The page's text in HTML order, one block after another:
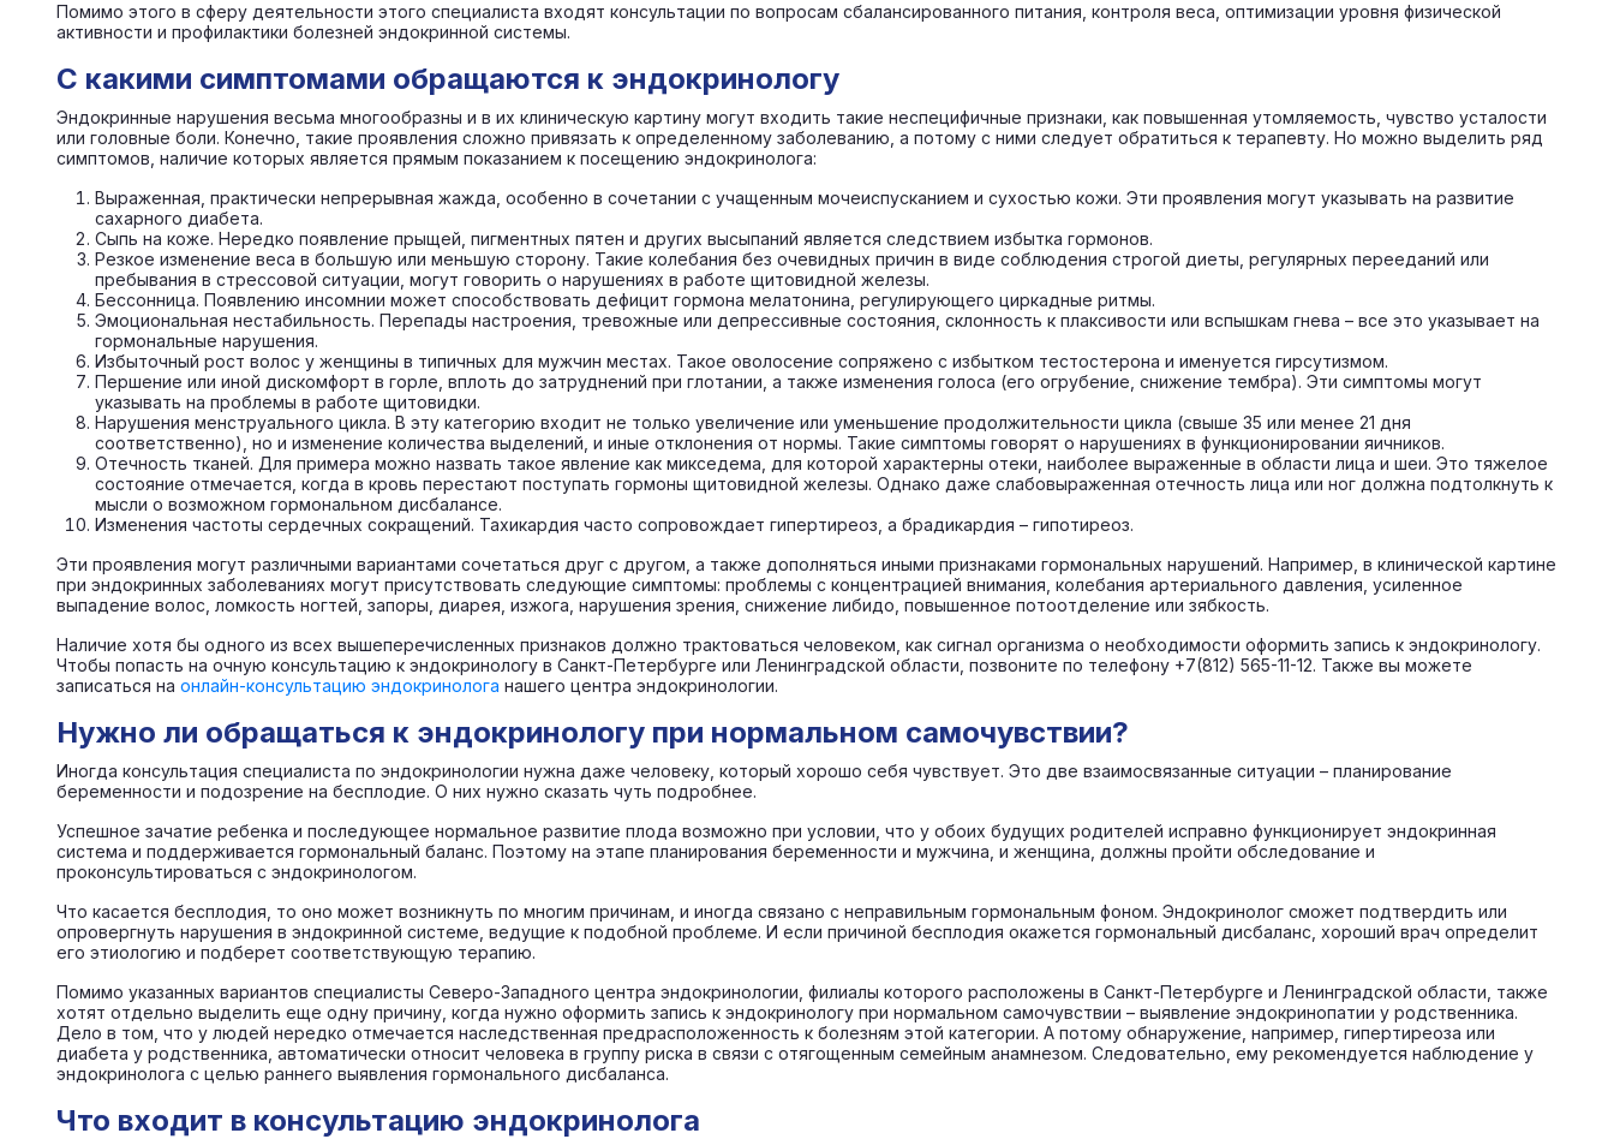
Помимо этого в сферу деятельности этого специалиста входят консультации по вопросам сбалансированного питания, контроля веса, оптимизации уровня физической
активности и профилактики болезней эндокринной системы.
С какими симптомами обращаются к эндокринологу
Эндокринные нарушения весьма многообразны и в их клиническую картину могут входить такие неспецифичные признаки, как повышенная утомляемость, чувство усталости
или головные боли. Конечно, такие проявления сложно привязать к определенному заболеванию, а потому с ними следует обратиться к терапевту. Но можно выделить ряд
симптомов, наличие которых является прямым показанием к посещению эндокринолога:
Выраженная, практически непрерывная жажда, особенно в сочетании с учащенным мочеиспусканием и сухостью кожи. Эти проявления могут указывать на развитие
сахарного диабета.
Сыпь на коже. Нередко появление прыщей, пигментных пятен и других высыпаний является следствием избытка гормонов.
Резкое изменение веса в большую или меньшую сторону. Такие колебания без очевидных причин в виде соблюдения строгой диеты, регулярных перееданий или
пребывания в стрессовой ситуации, могут говорить о нарушениях в работе щитовидной железы.
Бессонница. Появлению инсомнии может способствовать дефицит гормона мелатонина, регулирующего циркадные ритмы.
Эмоциональная нестабильность. Перепады настроения, тревожные или депрессивные состояния, склонность к плаксивости или вспышкам гнева – все это указывает на
гормональные нарушения.
Избыточный рост волос у женщины в типичных для мужчин местах. Такое оволосение сопряжено с избытком тестостерона и именуется гирсутизмом.
Першение или иной дискомфорт в горле, вплоть до затруднений при глотании, а также изменения голоса (его огрубение, снижение тембра). Эти симптомы могут
указывать на проблемы в работе щитовидки.
Нарушения менструального цикла. В эту категорию входит не только увеличение или уменьшение продолжительности цикла (свыше 35 или менее 21 дня
соответственно), но и изменение количества выделений, и иные отклонения от нормы. Такие симптомы говорят о нарушениях в функционировании яичников.
Отечность тканей. Для примера можно назвать такое явление как микседема, для которой характерны отеки, наиболее выраженные в области лица и шеи. Это тяжелое
состояние отмечается, когда в кровь перестают поступать гормоны щитовидной железы. Однако даже слабовыраженная отечность лица или ног должна подтолкнуть к
мысли о возможном гормональном дисбалансе.
Изменения частоты сердечных сокращений. Тахикардия часто сопровождает гипертиреоз, а брадикардия – гипотиреоз.
Эти проявления могут различными вариантами сочетаться друг с другом, а также дополняться иными признаками гормональных нарушений. Например, в клинической картине
при эндокринных заболеваниях могут присутствовать следующие симптомы: проблемы с концентрацией внимания, колебания артериального давления, усиленное
выпадение волос, ломкость ногтей, запоры, диарея, изжога, нарушения зрения, снижение либидо, повышенное потоотделение или зябкость.
Наличие хотя бы одного из всех вышеперечисленных признаков должно трактоваться человеком, как сигнал организма о необходимости оформить запись к эндокринологу.
Чтобы попасть на очную консультацию к эндокринологу в Санкт-Петербурге или Ленинградской области, позвоните по телефону +7(812) 565-11-12. Также вы можете
записаться на онлайн-консультацию эндокринолога нашего центра эндокринологии.
Нужно ли обращаться к эндокринологу при нормальном самочувствии?
Иногда консультация специалиста по эндокринологии нужна даже человеку, который хорошо себя чувствует. Это две взаимосвязанные ситуации – планирование
беременности и подозрение на бесплодие. О них нужно сказать чуть подробнее.
Успешное зачатие ребенка и последующее нормальное развитие плода возможно при условии, что у обоих будущих родителей исправно функционирует эндокринная
система и поддерживается гормональный баланс. Поэтому на этапе планирования беременности и мужчина, и женщина, должны пройти обследование и
проконсультироваться с эндокринологом.
Что касается бесплодия, то оно может возникнуть по многим причинам, и иногда связано с неправильным гормональным фоном. Эндокринолог сможет подтвердить или
опровергнуть нарушения в эндокринной системе, ведущие к подобной проблеме. И если причиной бесплодия окажется гормональный дисбаланс, хороший врач определит
его этиологию и подберет соответствующую терапию.
Помимо указанных вариантов специалисты Северо-Западного центра эндокринологии, филиалы которого расположены в Санкт-Петербурге и Ленинградской области, также
хотят отдельно выделить еще одну причину, когда нужно оформить запись к эндокринологу при нормальном самочувствии – выявление эндокринопатии у родственника.
Дело в том, что у людей нередко отмечается наследственная предрасположенность к болезням этой категории. А потому обнаружение, например, гипертиреоза или
диабета у родственника, автоматически относит человека в группу риска в связи с отягощенным семейным анамнезом. Следовательно, ему рекомендуется наблюдение у
эндокринолога с целью раннего выявления гормонального дисбаланса.
Что входит в консультацию эндокринолога